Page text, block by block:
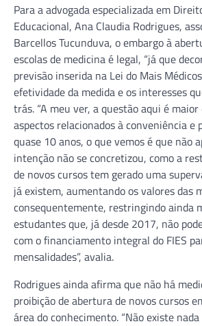
Para a advogada especializada em
Educacional, Ana Claudia Rodrigues,
Barcellos Tucunduva, o embargo à
escolas de medicina é legal, “já que
previsão inserida na Lei do Mais
efetividade da medida e os interesses
trás. “A meu ver, a questão aqui é maior
aspectos relacionados à conveniência e
quase 10 anos, o que vemos é que não
intenção não se concretizou, como a
de novos cursos tem gerado uma
já existem, aumentando os valores das
consequentemente, restringindo ainda
estudantes que, já desde 2017, não
com o financiamento integral do FIES
mensalidades”, avalia.
Rodrigues ainda afirma que não há
proibição de abertura de novos cursos
área do conhecimento. “Não existe nada